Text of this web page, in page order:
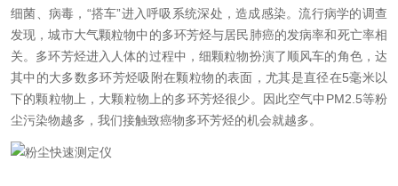
细菌、病毒，“搭车”进入呼吸系统深处，造成感染。流行病学的调查
发现，城市大气颗粒物中的多环芳烃与居民肺癌的发病率和死亡率相
关。多环芳烃进入人体的过程中，细颗粒物扮演了顺风车的角色，达
其中的大多数多环芳烃吸附在颗粒物的表面，尤其是直径在5毫米以
下的颗粒物上，大颗粒物上的多环芳烃很少。因此空气中PM2.5等粉
尘污染物越多，我们接触致癌物多环芳烃的机会就越多。